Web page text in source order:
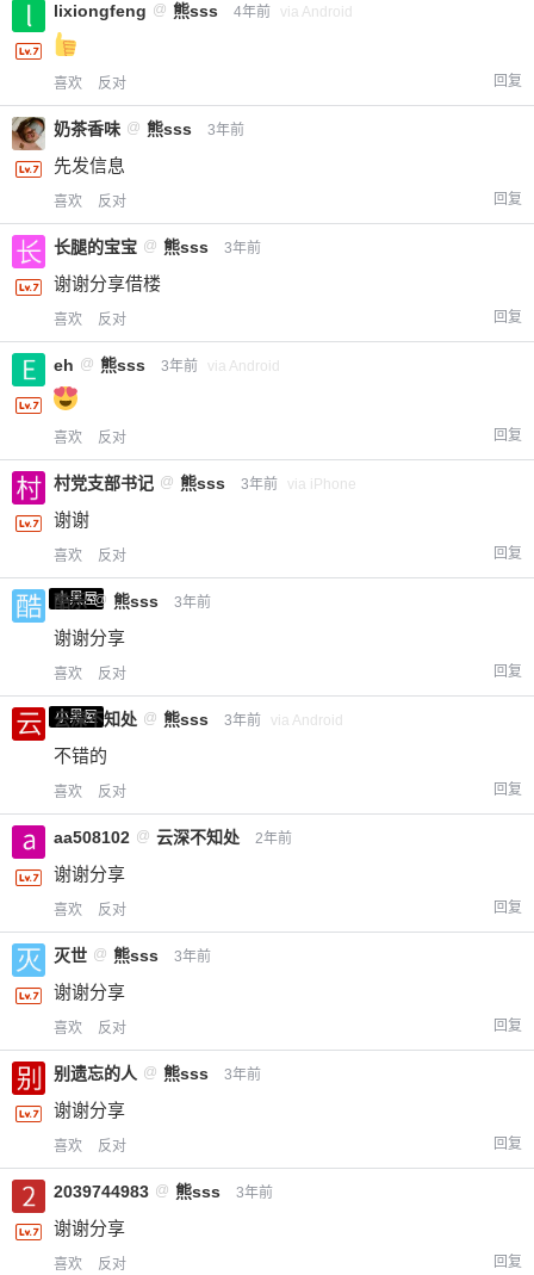
lixiongfeng @ 熊sss 4年前 via Android
喜欢 反对 回复
奶茶香味 @ 熊sss 3年前
先发信息
喜欢 反对 回复
长腿的宝宝 @ 熊sss 3年前
谢谢分享借楼
喜欢 反对 回复
eh @ 熊sss 3年前 via Android
喜欢 反对 回复
村党支部书记 @ 熊sss 3年前 via iPhone
谢谢
喜欢 反对 回复
小黑屋
酷乐 @ 熊sss 3年前
谢谢分享
喜欢 反对 回复
小黑屋
云深不知处 @ 熊sss 3年前 via Android
不错的
喜欢 反对 回复
aa508102 @ 云深不知处 2年前
谢谢分享
喜欢 反对 回复
灭世 @ 熊sss 3年前
谢谢分享
喜欢 反对 回复
别遗忘的人 @ 熊sss 3年前
谢谢分享
喜欢 反对 回复
2039744983 @ 熊sss 3年前
谢谢分享
喜欢 反对 回复